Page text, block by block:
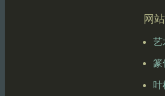
网
艺
篆
叶